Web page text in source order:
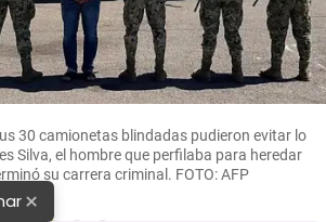
30 camionetas blindadas pudieron evitar lo
Silva, el hombre que perfilaba para heredar
su carrera criminal. FOTO: AFP
×